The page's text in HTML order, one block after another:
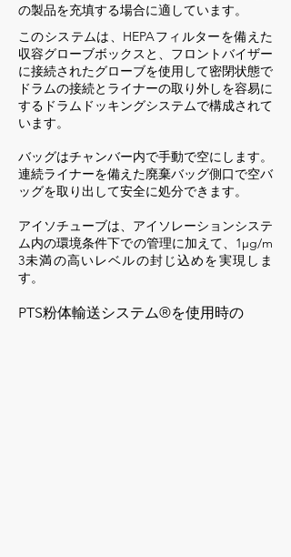
の製品を充填する場合に適しています。
このシステムは、HEPAフィルターを備えた
収容グローブボックスと、フロントバイザー
に接続されたグローブを使用して密閉状態で
ドラムの接続とライナーの取り外しを容易に
するドラムドッキングシステムで構成されて
います。
バッグはチャンバー内で手動で空にします。
連続ライナーを備えた廃棄バッグ側口で空バ
ッグを取り出して安全に処分できます。
アイソチューブは、アイソレーションシステ
ム内の環境条件下での管理に加えて、1μg/m
3未満の高いレベルの封じ込めを実現しま
す。
PTS粉体輸送システム®を使用時の